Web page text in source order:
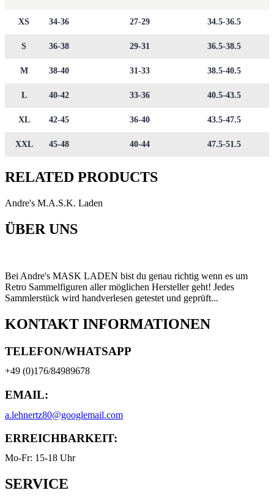
XS 34-36 27-29 34.5-36.5
S 36-38 29-31 36.5-38.5
M 38-40 31-33 38.5-40.5
L 40-42 33-36 40.5-43.5
XL 42-45 36-40 43.5-47.5
XXL 45-48 40-44 47.5-51.5
RELATED PRODUCTS
Andre's M.A.S.K. Laden
ÜBER UNS
Bei Andre's MASK LADEN bist du genau richtig wenn es um
Retro Sammelfiguren aller möglichen Hersteller geht! Jedes
Sammlerstück wird handverlesen getestet und geprüft...
KONTAKT INFORMATIONEN
TELEFON/WHATSAPP
+49 (0)176/84989678
EMAIL:
a.lehnertz80@googlemail.com
ERREICHBARKEIT:
Mo-Fr: 15-18 Uhr
SERVICE